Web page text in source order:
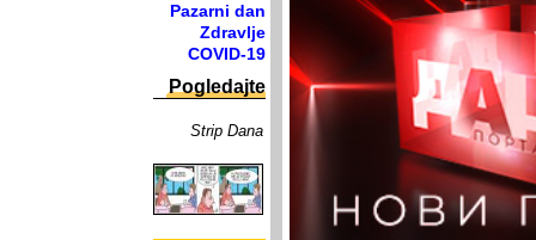
Pazarni dan
Zdravlje
COVID-19
Pogledajte
Strip Dana